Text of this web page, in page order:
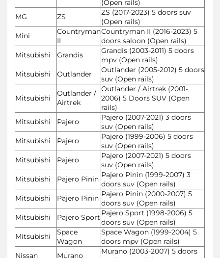
(Open rails)
MG
ZS
ZS (2017-2023) 5 doors suv
(Open rails)
Mini
Countryman
II
Countryman II (2016-2023) 5
doors saloon (Open rails)
Mitsubishi
Grandis
Grandis (2003-2011) 5 doors
mpv (Open rails)
Mitsubishi
Outlander
Outlander (2005-2012) 5 doors
suv (Open rails)
Mitsubishi
Outlander /
Airtrek
Outlander / Airtrek (2001-
2006) 5 Doors SUV (Open
rails)
Mitsubishi
Pajero
Pajero (2007-2021) 3 doors
suv (Open rails)
Mitsubishi
Pajero
Pajero (1999-2006) 5 doors
suv (Open rails)
Mitsubishi
Pajero
Pajero (2007-2021) 5 doors
suv (Open rails)
Mitsubishi
Pajero Pinin Pajero Pinin (1999-2007) 3
doors suv (Open rails)
Mitsubishi
Pajero Pinin Pajero Pinin (2000-2007) 5
doors suv (Open rails)
Mitsubishi
Pajero Sport Pajero Sport (1998-2006) 5
doors suv (Open rails)
Mitsubishi
Space
Wagon
Space Wagon (1999-2004) 5
doors mpv (Open rails)
Nissan
Murano
Murano (2003-2007) 5 doors